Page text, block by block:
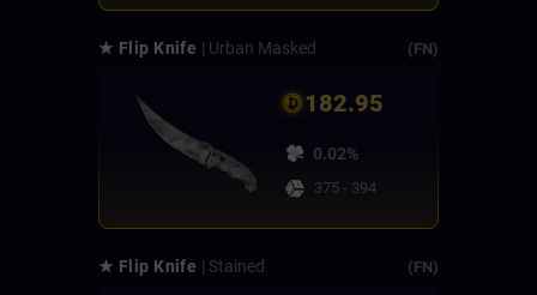
★ Flip Knife | Urban Masked (FN)
182.95
0.02%
375 - 394
★ Flip Knife | Stained (FN)